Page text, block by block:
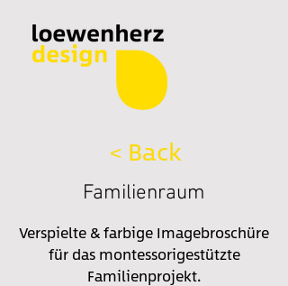
< Back
Familienraum
Verspielte & farbige Imagebroschüre
für das montessorigestützte
Familienprojekt.